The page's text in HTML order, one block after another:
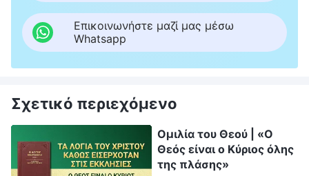
Επικοινωνήστε μαζί μας μέσω
Whatsapp
Σχετικό περιεχόμενο
Ομιλία του Θεού | «Ο
Θεός είναι ο Κύριος όλης
της πλάσης»